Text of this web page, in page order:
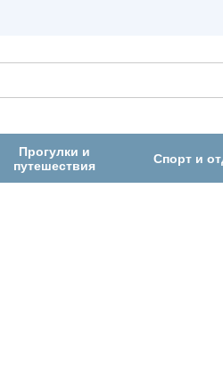
Прогулки и
путешествия
Спорт и